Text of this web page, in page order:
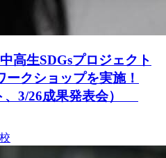
高生SDGsプロジェクト
クショップを実施！
、3/26成果発表会）